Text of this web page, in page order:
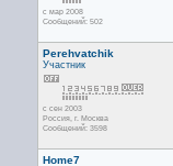
с мар 2008
Сообщений: 502
Perehvatchik
Участник
с сен 2003
Россия, г. Москва
Сообщений: 3598
Home7